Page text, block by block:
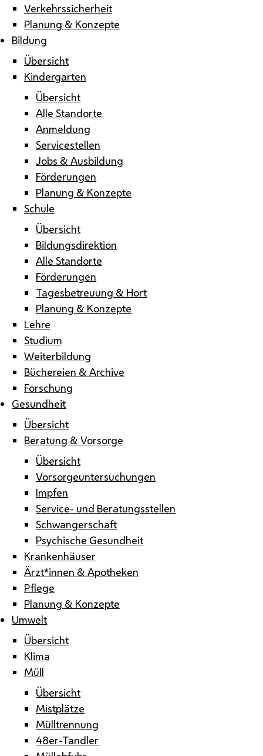
Verkehrssicherheit
Planung & Konzepte
Bildung
Übersicht
Kindergarten
Übersicht
Alle Standorte
Anmeldung
Servicestellen
Jobs & Ausbildung
Förderungen
Planung & Konzepte
Schule
Übersicht
Bildungsdirektion
Alle Standorte
Förderungen
Tagesbetreuung & Hort
Planung & Konzepte
Lehre
Studium
Weiterbildung
Büchereien & Archive
Forschung
Gesundheit
Übersicht
Beratung & Vorsorge
Übersicht
Vorsorgeuntersuchungen
Impfen
Service- und Beratungsstellen
Schwangerschaft
Psychische Gesundheit
Krankenhäuser
Ärzt*innen & Apotheken
Pflege
Planung & Konzepte
Umwelt
Übersicht
Klima
Müll
Übersicht
Mistplätze
Mülltrennung
48er-Tandler